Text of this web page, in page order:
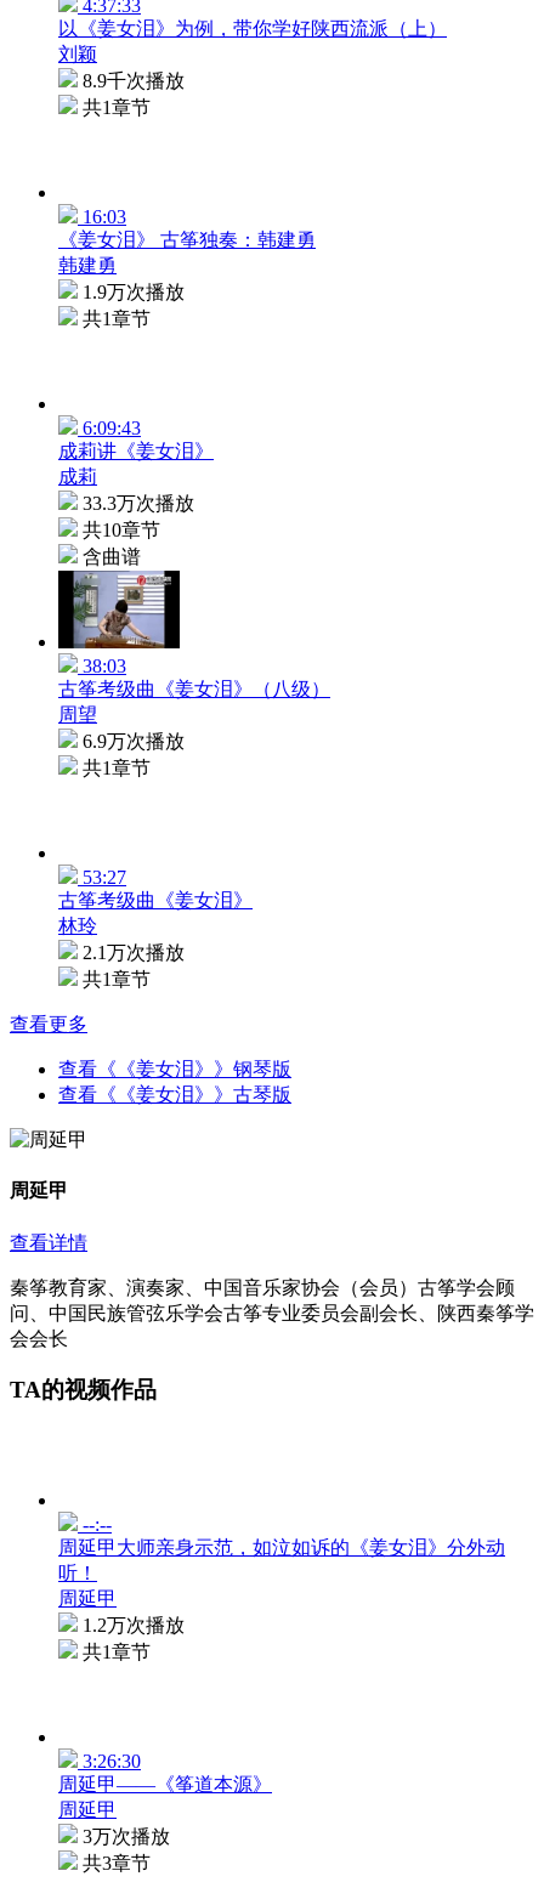
4:37:33
以《姜女泪》为例，带你学好陕西流派（上）
刘颖
8.9千次播放
共1章节
16:03
《姜女泪》 古筝独奏：韩建勇
韩建勇
1.9万次播放
共1章节
6:09:43
成莉讲《姜女泪》
成莉
33.3万次播放
共10章节
含曲谱
38:03
古筝考级曲《姜女泪》（八级）
周望
6.9万次播放
共1章节
53:27
古筝考级曲《姜女泪》
林玲
2.1万次播放
共1章节
查看更多
查看《《姜女泪》》钢琴版
查看《《姜女泪》》古琴版
周延甲
查看详情
秦筝教育家、演奏家、中国音乐家协会（会员）古筝学会顾
问、中国民族管弦乐学会古筝专业委员会副会长、陕西秦筝学
会会长
TA的视频作品
--:--
周延甲大师亲身示范，如泣如诉的《姜女泪》分外动
听！
周延甲
1.2万次播放
共1章节
3:26:30
周延甲——《筝道本源》
周延甲
3万次播放
共3章节